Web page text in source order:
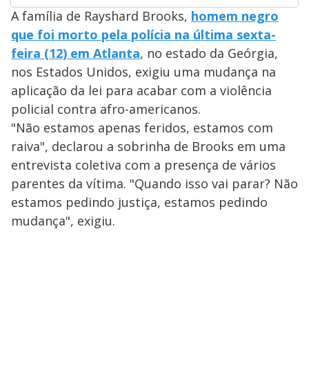
A família de Rayshard Brooks, homem negro
que foi morto pela polícia na última sexta-
feira (12) em Atlanta, no estado da Geórgia,
nos Estados Unidos, exigiu uma mudança na
aplicação da lei para acabar com a violência
policial contra afro-americanos.
"Não estamos apenas feridos, estamos com
raiva", declarou a sobrinha de Brooks em uma
entrevista coletiva com a presença de vários
parentes da vítima. "Quando isso vai parar? Não
estamos pedindo justiça, estamos pedindo
mudança", exigiu.